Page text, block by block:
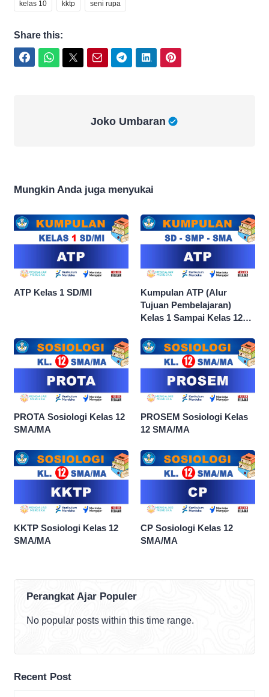
kelas 10 kktp seni rupa
Share this:
Joko Umbaran
Mungkin Anda juga menyukai
ATP Kelas 1 SD/MI
Kumpulan ATP (Alur
Tujuan Pembelajaran)
Kelas 1 Sampai Kelas 12
PROTA Sosiologi Kelas 12
SMA/MA
PROSEM Sosiologi Kelas
12 SMA/MA
KKTP Sosiologi Kelas 12
SMA/MA
CP Sosiologi Kelas 12
SMA/MA
Perangkat Ajar Populer
No popular posts within this time range.
Recent Post